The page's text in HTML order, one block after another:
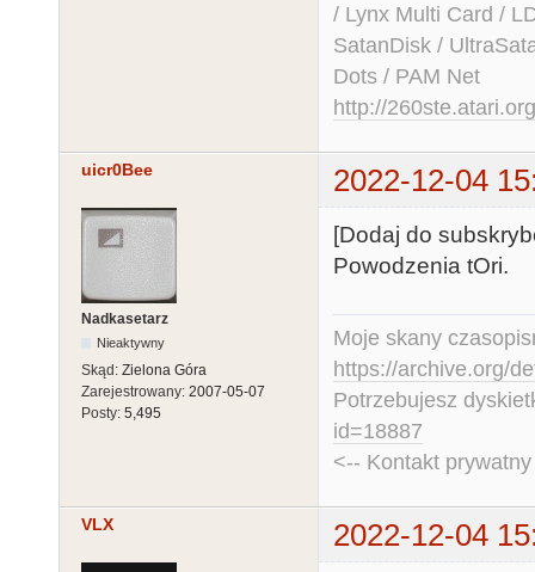
/ Lynx Multi Card /
SatanDisk /
Dots / PAM Net
http://260ste.atari.org
uicr0Bee 2022-12-04
Nadkasetarz
Nieaktywny
Skąd: Zielona Góra
Zarejestrowany: 2007-05-07
Posty: 5,495
[Dodaj do
Powodzenia tOri.
Moje skany
https://archive.org/
Potrzebujesz
id=18887
<-- Kontakt
VLX 2022-12-04